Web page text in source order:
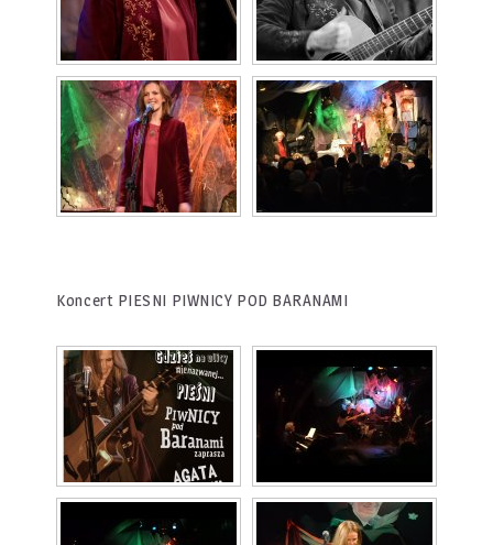
Koncert PIESNI PIWNICY POD BARANAMI